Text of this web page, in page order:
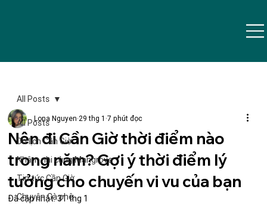
All Posts
Du lịch Cần Giờ
Nhâm nhi cùng Mangrove
Tin tức Cần Giờ
Chuyện Cà phê
All Posts
Nên đi Cần Giờ thời điểm nào
trong năm? Gợi ý thời điểm lý
tưởng cho chuyến vi vu của bạn
Lona Nguyen 29 thg 1 7 phút đọc
Đã cập nhật:31 thg 1